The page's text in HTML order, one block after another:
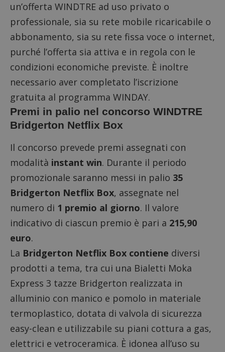
un’offerta WINDTRE ad uso privato o
professionale, sia su rete mobile ricaricabile o
abbonamento, sia su rete fissa voce o internet,
purché l’offerta sia attiva e in regola con le
condizioni economiche previste. È inoltre
necessario aver completato l’iscrizione
gratuita al programma WINDAY.
Premi in palio nel concorso WINDTRE
Bridgerton Netflix Box
Il concorso prevede premi assegnati con
modalità instant win. Durante il periodo
promozionale saranno messi in palio 35
Bridgerton Netflix Box, assegnate nel
numero di 1 premio al giorno. Il valore
indicativo di ciascun premio è pari a 215,90
euro.
La Bridgerton Netflix Box contiene diversi
prodotti a tema, tra cui una Bialetti Moka
Express 3 tazze Bridgerton realizzata in
alluminio con manico e pomolo in materiale
termoplastico, dotata di valvola di sicurezza
easy-clean e utilizzabile su piani cottura a gas,
elettrici e vetroceramica. È idonea all’uso su